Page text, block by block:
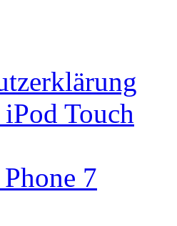
Touch
7